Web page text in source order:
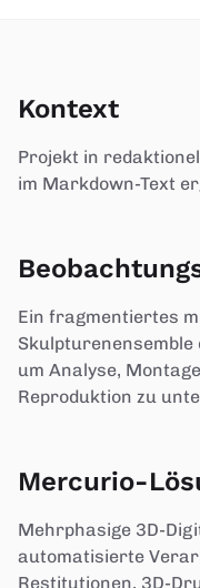
Kontext
Projekt in
im Markdown-Text
Ein fragmentiertes
um Analyse,
Reproduktion zu
Mercurio-
Mehrphasige 3D-
automatisierte
Restitutionen, 3D-